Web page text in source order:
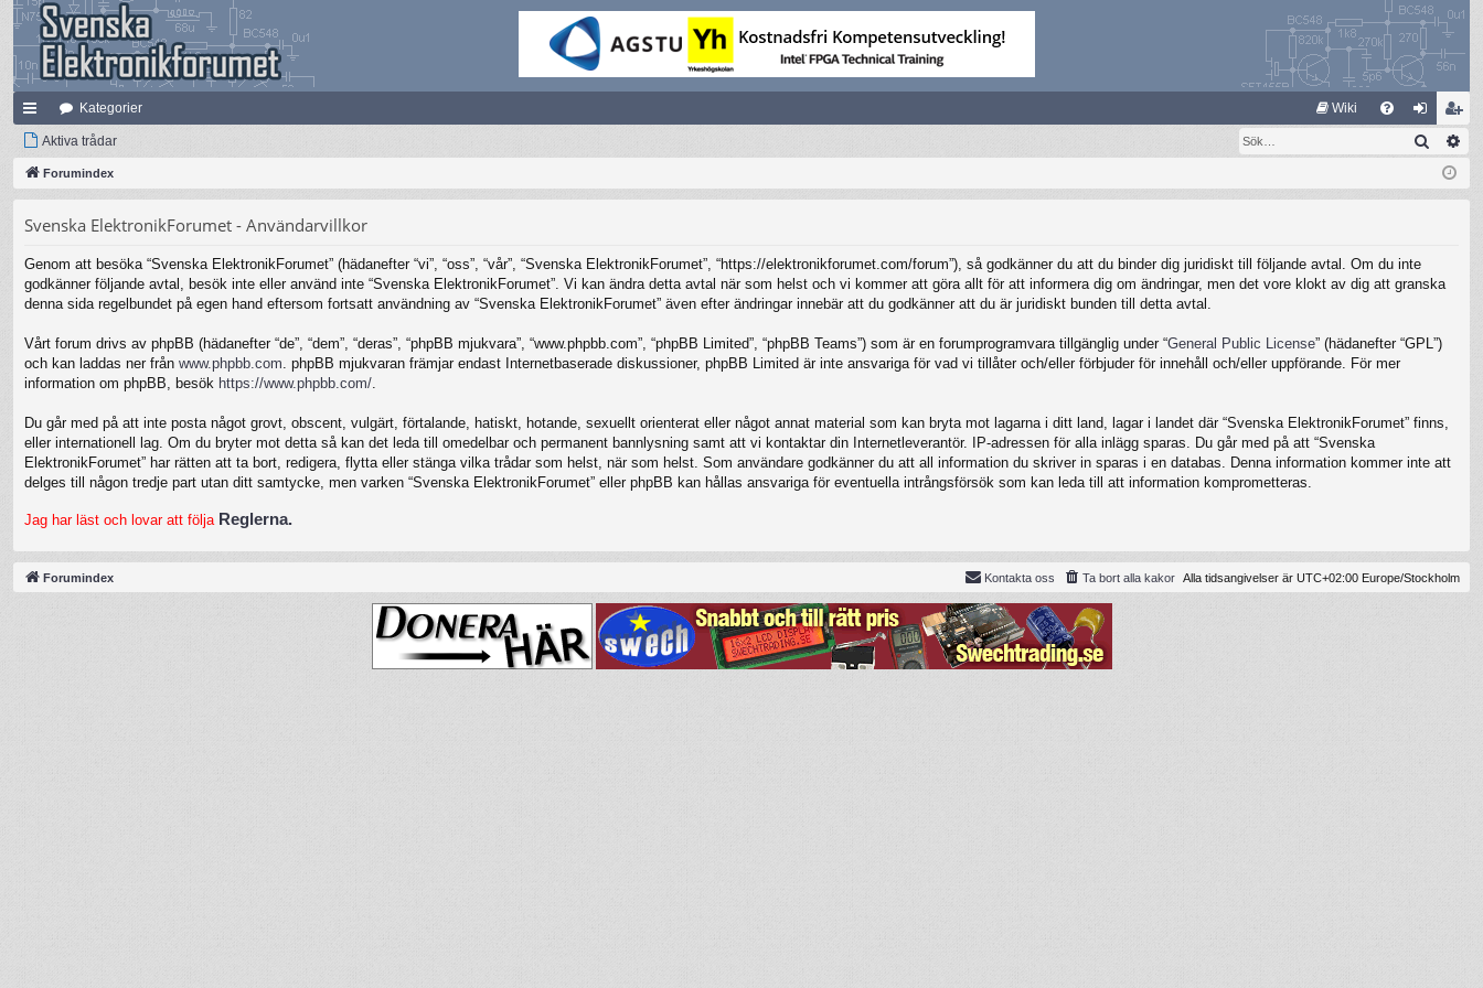
na
bb
ar
Kategorier Wiki
og li
m
Aktiva trådar Sök
Forumindex
Svenska ElektronikForumet - Användarvillkor
Genom att besöka “Svenska ElektronikForumet” (hädanefter “vi”, “oss”, “vår”, “Svenska ElektronikForumet”, “https://elektronikforumet.com/forum”), så godkänner du att du binder dig juridiskt till följande avtal. Om du inte
godkänner följande avtal, besök inte eller använd inte “Svenska ElektronikForumet”. Vi kan ändra detta avtal när som helst och vi kommer att göra allt för att informera dig om ändringar, men det vore klokt av dig att granska
denna sida regelbundet på egen hand eftersom fortsatt användning av “Svenska ElektronikForumet” även efter ändringar innebär att du godkänner att du är juridiskt bunden till detta avtal.
Vårt forum drivs av phpBB (hädanefter “de”, “dem”, “deras”, “phpBB mjukvara”, “www.phpbb.com”, “phpBB Limited”, “phpBB Teams”) som är en forumprogramvara tillgänglig under “General Public License” (hädanefter “GPL”)
och kan laddas ner från www.phpbb.com . phpBB mjukvaran främjar endast Internetbaserade diskussioner, phpBB Limited är inte ansvariga för vad vi tillåter och/eller förbjuder för innehåll och/eller uppförande. För mer
information om phpBB, besök https://www.phpbb.com/
Du går med på att inte posta något grovt, obscent, vulgärt, förtalande, hatiskt, hotande, sexuellt orienterat eller något annat material som kan bryta mot lagarna i ditt land, lagar i landet där “Svenska ElektronikForumet” finns,
eller internationell lag. Om du bryter mot detta så kan det leda till omedelbar och permanent bannlysning samt att vi kontaktar din Internetleverantör. IP-adressen för alla inlägg sparas. Du går med på att “Svenska
ElektronikForumet” har rätten att ta bort, redigera, flytta eller stänga vilka trådar som helst, när som helst. Som användare godkänner du att all information du skriver in sparas i en databas. Denna information kommer inte att
delges till någon tredje part utan ditt samtycke, men varken “Svenska ElektronikForumet” eller phpBB kan hållas ansvariga för eventuella intrångsförsök som kan leda till att information komprometteras.
Jag har läst och lovar att följa Reglerna.
Forumindex Alla tidsangivelser är UTC+02:00 Europe/Stockholm
Ta bort alla kakor
Kontakta oss